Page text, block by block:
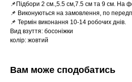
📌Підбори 2 см.,5.5 см,7.5 см та 9 см. На
📌 Виконуються на замовлення, по
📌 Термін виконання 10-14 робочих днів.
Вид взуття: босоніжки
колір: жовтий
Вам може сподобатись